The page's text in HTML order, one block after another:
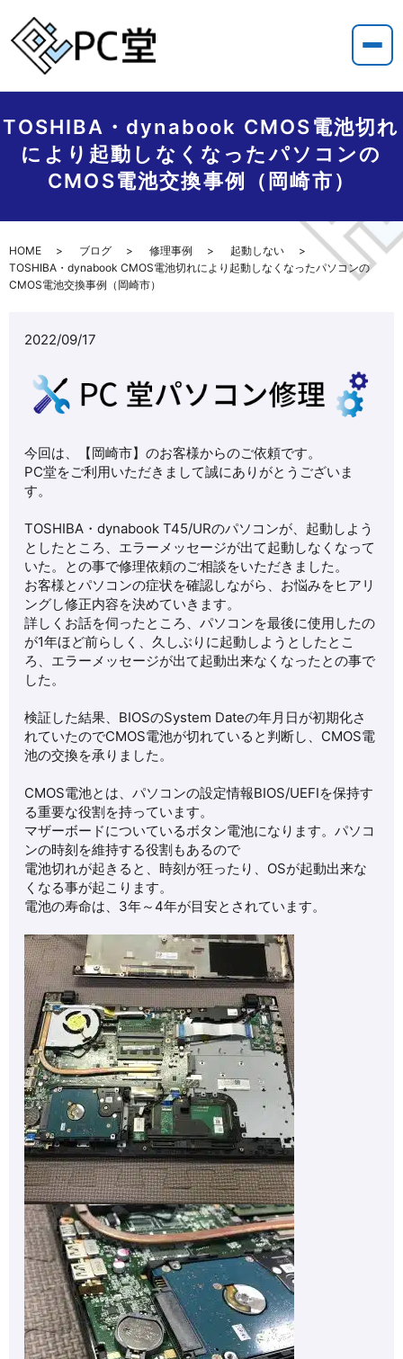
TOSHIBA・dynabook CMOS電池切れ
により起動しなくなったパソコンの
CMOS電池交換事例（岡崎市）
HOME ブログ 修理事例
起動しない
TOSHIBA・dynabook CMOS電池切れにより起動しなくなったパソコンの
CMOS電池交換事例（岡崎市）
2022/09/17
今回は、【岡崎市】のお客様からのご依頼です。
PC堂をご利用いただきまして誠にありがとうございま
す。
TOSHIBA・dynabook T45/URのパソコンが、起動しよう
としたところ、エラーメッセージが出て起動しなくなって
いた。との事で修理依頼のご相談をいただきました。
お客様とパソコンの症状を確認しながら、お悩みをヒアリ
ングし修正内容を決めていきます。
詳しくお話を伺ったところ、パソコンを最後に使用したの
が1年ほど前らしく、久しぶりに起動しようとしたとこ
ろ、エラーメッセージが出て起動出来なくなったとの事で
した。
検証した結果、BIOSのSystem Dateの年月日が初期化さ
れていたのでCMOS電池が切れていると判断し、CMOS電
池の交換を承りました。
CMOS電池とは、パソコンの設定情報BIOS/UEFIを保持す
る重要な役割を持っています。
マザーボードについているボタン電池になります。パソコ
ンの時刻を維持する役割もあるので
電池切れが起きると、時刻が狂ったり、OSが起動出来な
くなる事が起こります。
電池の寿命は、3年～4年が目安とされています。